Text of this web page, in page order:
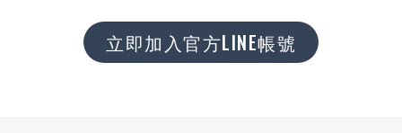
立即加入官方LINE帳號